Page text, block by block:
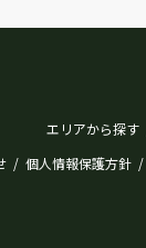
エリアから探す
/ 個人情報保護方針 /